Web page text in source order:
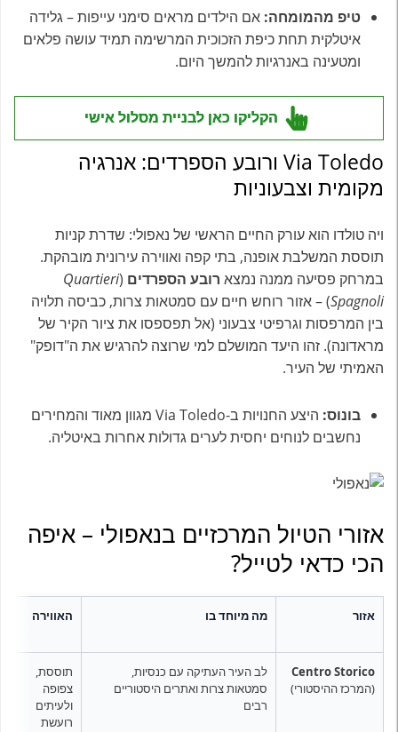
טיפ מהמומחה: אם הילדים מראים סימני עייפות – גלידה
איטלקית תחת כיפת הזכוכית המרשימה תמיד עושה פלאים
ומטעינה באנרגיות להמשך היום.
הקליקו כאן לבניית מסלול אישי
Via Toledo ורובע הספרדים: אנרגיה
מקומית וצבעוניות
ויה טולדו הוא עורק החיים הראשי של נאפולי: שדרת קניות
תוססת המשלבת אופנה, בתי קפה ואווירה עירונית מובהקת.
במרחק פסיעה ממנה נמצא רובע הספרדים (
Quartieri
Spagnoli) – אזור רוחש חיים עם סמטאות צרות, כביסה תלויה
בין המרפסות וגרפיטי צבעוני (אל תפספסו את ציור הקיר של
מראדונה). זהו היעד המושלם למי שרוצה להרגיש את ה"דופק"
האמיתי של העיר.
בונוס:
היצע החנויות ב-Via Toledo מגוון מאוד והמחירים
נחשבים לנוחים יחסית לערים גדולות אחרות באיטליה.
אזורי הטיול המרכזיים בנאפולי – איפה
הכי כדאי לטייל?
אזור מה מיוחד בו האווירה
Centro Storico
(המרכז ההיסטורי)
לב העיר העתיקה עם כנסיות,
סמטאות צרות ואתרים היסטוריים
רבים
תוססת,
צפופה
ולעיתים
רועשת